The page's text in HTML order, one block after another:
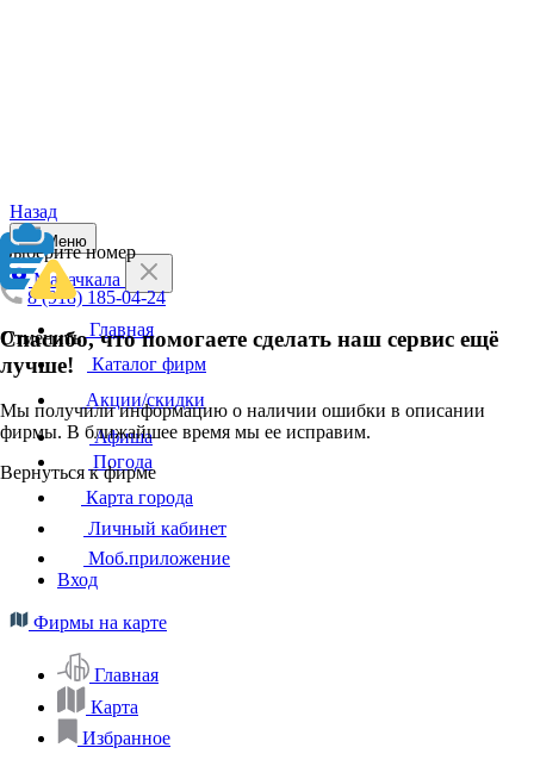
Назад
Выберите номер
8 (918) 185-04-24
Отменить
Спасибо, что помогаете сделать наш сервис ещё
лучше!
Мы получили информацию о наличии ошибки в описании
фирмы. В ближайшее время мы ее исправим.
Вернуться к фирме
Меню
Махачкала
Главная
Каталог фирм
Акции/скидки
Афиша
Погода
Карта города
Личный кабинет
Моб.приложение
Вход
Фирмы на карте
Главная
Карта
Избранное